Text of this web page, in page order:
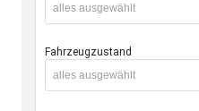
alles ausgewählt
Fahrzeugzustand
alles ausgewählt